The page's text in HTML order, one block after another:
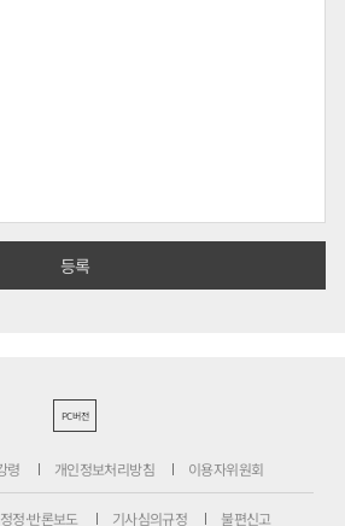
PC버전
령 개인정보처리방침 이용자위원회
정정·반론보도 기사심의규정 불편신고